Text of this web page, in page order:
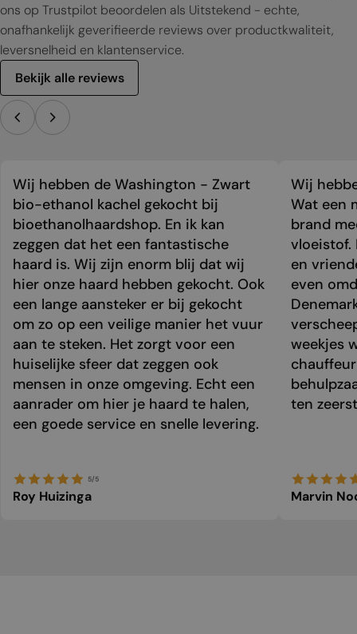
ons op Trustpilot beoordelen als Uitstekend - echte,
onafhankelijk geverifieerde reviews over productkwaliteit,
leversnelheid en klantenservice.
Bekijk alle reviews
Wij hebben de Washington - Zwart
bio-ethanol kachel gekocht bij
bioethanolhaardshop. En ik kan
zeggen dat het een fantastische
haard is. Wij zijn enorm blij dat wij
hier onze haard hebben gekocht. Ook
een lange aansteker er bij gekocht
om zo op een veilige manier het vuur
aan te steken. Het zorgt voor een
huiselijke sfeer dat zeggen ook
mensen in onze omgeving. Echt een
aanrader om hier je haard te halen,
een goede service en snelle levering.
5/5
Roy Huizinga
Wij
Wat een
brand
vloeistof.
en
even
weekjes
ten
Marvin